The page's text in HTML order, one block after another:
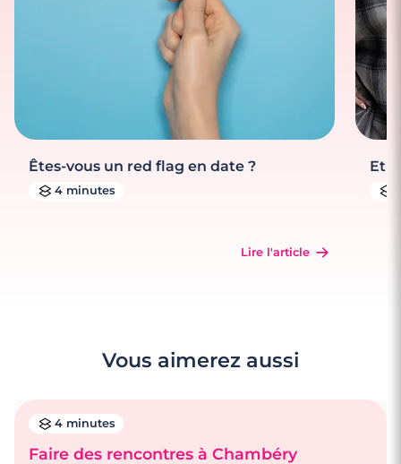
Êtes-vous un red flag en date ?
4 minutes
Lire l'article
Et
Vous aimerez aussi
4 minutes
Faire des rencontres à Chambéry